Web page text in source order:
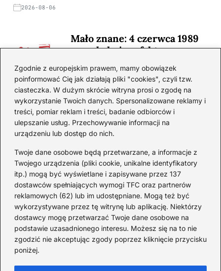
Zgodnie z europejskim prawem, mamy obowiązek
poinformować Cię jak działają pliki "cookies", czyli tzw.
ciasteczka. W dużym skrócie witryna prosi o zgodę na
wykorzystanie Twoich danych. Spersonalizowane reklamy i
treści, pomiar reklam i treści, badanie odbiorców i
ulepszanie usług. Przechowywanie informacji na
urządzeniu lub dostęp do nich.
Twoje dane osobowe będą przetwarzane, a informacje z
Twojego urządzenia (pliki cookie, unikalne identyfikatory
itp.) mogą być wyświetlane i zapisywane przez 137
dostawców spełniających wymogi TFC oraz partnerów
reklamowych (62) lub im udostępniane. Mogą też być
wykorzystywane przez tę witrynę lub aplikację. Niektórzy
dostawcy mogę przetwarzać Twoje dane osobowe na
podstawie uzasadnionego interesu. Możesz się na to nie
zgodzić nie akceptując zgody poprzez kliknięcie przycisku
poniżej.
2026-08-06
Mało znane: 4 czerwca 1989
— zaskakujące fakty
2026-08-03
Ciekawostki o 1. wojnie
światowej — mało znane
fakty i historie
2026-08-02
Zaskakujące ciekawostki o
Krzysztofie Kolumbie
2026-07-20
Mało znane ciekawostki o
Wisławie Szymborskiej
2026-07-16
Zaskakujące ciekawostki o
2026-07-15